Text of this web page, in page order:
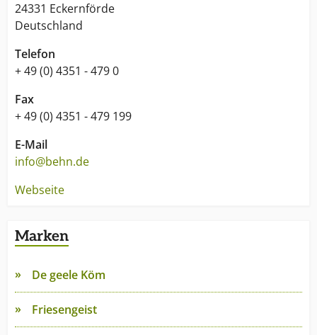
24331 Eckernförde
Deutschland
Telefon
+ 49 (0) 4351 - 479 0
Fax
+ 49 (0) 4351 - 479 199
E-Mail
info@behn.de
Webseite
Marken
De geele Köm
Friesengeist